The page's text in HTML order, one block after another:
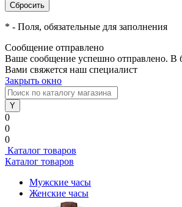
* - Поля, обязательные для заполнения
Сообщение отправлено
Ваше сообщение успешно отправлено. В
Вами свяжется наш специалист
Закрыть окно
0
0
0
Каталог товаров
Каталог товаров
Мужские часы
Женские часы